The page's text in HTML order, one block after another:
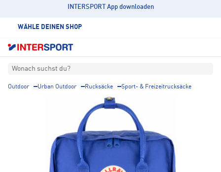
INTERSPORT App downloaden
WÄHLE DEINEN SHOP
Wonach suchst du?
Outdoor Urban Outdoor Rucksäcke Sport- & Freizeitrucksäcke